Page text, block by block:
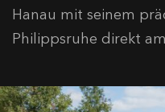
Hanau mit seinem
Philippsruhe direkt